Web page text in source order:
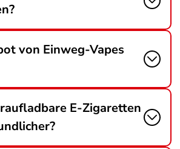
von Einweg-Vapes
E-Zigaretten